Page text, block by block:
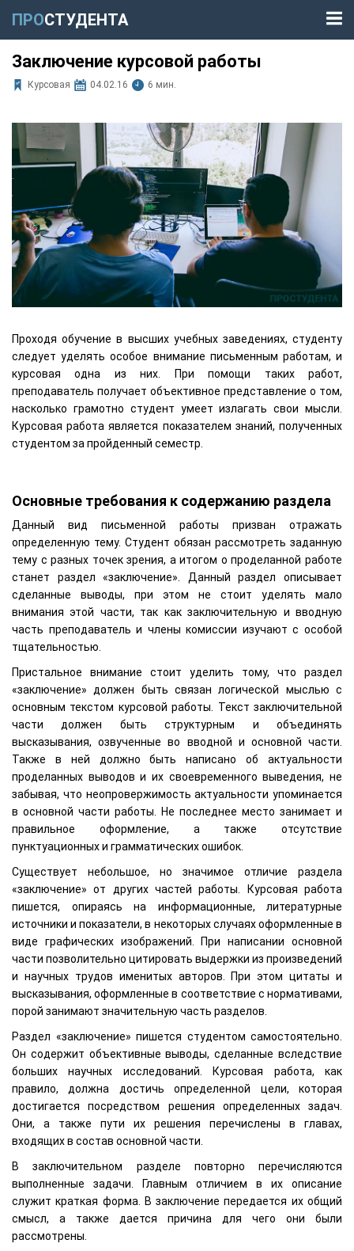
ПРОСТУДЕНТА
Заключение курсовой работы
Курсовая 04.02.16 6 мин.
Проходя обучение в высших учебных заведениях, студенту
следует уделять особое внимание письменным работам, и
курсовая одна из них. При помощи таких работ,
преподаватель получает объективное представление о том,
насколько грамотно студент умеет излагать свои мысли.
Курсовая работа является показателем знаний, полученных
студентом за пройденный семестр.
Основные требования к содержанию раздела
Данный вид письменной работы призван отражать
определенную тему. Студент обязан рассмотреть заданную
тему с разных точек зрения, а итогом о проделанной работе
станет раздел «заключение». Данный раздел описывает
сделанные выводы, при этом не стоит уделять мало
внимания этой части, так как заключительную и вводную
часть преподаватель и члены комиссии изучают с особой
тщательностью.
Пристальное внимание стоит уделить тому, что раздел
«заключение» должен быть связан логической мыслью с
основным текстом курсовой работы. Текст заключительной
части должен быть структурным и объединять
высказывания, озвученные во вводной и основной части.
Также в ней должно быть написано об актуальности
проделанных выводов и их своевременного выведения, не
забывая, что неопровержимость актуальности упоминается
в основной части работы. Не последнее место занимает и
правильное оформление, а также отсутствие
пунктуационных и грамматических ошибок.
Существует небольшое, но значимое отличие раздела
«заключение» от других частей работы. Курсовая работа
пишется, опираясь на информационные, литературные
источники и показатели, в некоторых случаях оформленные в
виде графических изображений. При написании основной
части позволительно цитировать выдержки из произведений
и научных трудов именитых авторов. При этом цитаты и
высказывания, оформленные в соответствие с нормативами,
порой занимают значительную часть разделов.
Раздел «заключение» пишется студентом самостоятельно.
Он содержит объективные выводы, сделанные вследствие
больших научных исследований. Курсовая работа, как
правило, должна достичь определенной цели, которая
достигается посредством решения определенных задач.
Они, а также пути их решения перечислены в главах,
входящих в состав основной части.
В заключительном разделе повторно перечисляются
выполненные задачи. Главным отличием в их описание
служит краткая форма. В заключение передается их общий
смысл, а также дается причина для чего они были
рассмотрены.